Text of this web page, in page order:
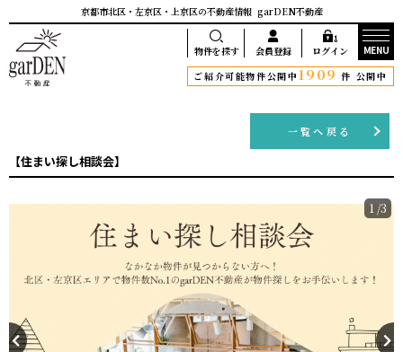
京都市北区・左京区・上京区の不動産情報 garDEN不動産
物件を探す 会員登録 ログイン
MENU
ご紹介可能物件公開中1909 件 公開中
一覧へ戻る
【住まい探し相談会】
1 /3